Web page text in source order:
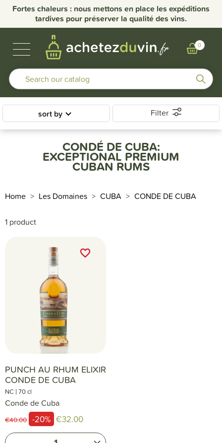
Fortes chaleurs : nous mettons en place les expéditions
tardives pour préserver la qualité des vins.
0
BURGUNDY WINES
OUR DOMAINS
OTHER REGIONS
BUBBLES & SPIRITS
sort by Filter
Home Les Domaines CUBA CONDE DE CUBA
CONDÉ DE CUBA:
EXCEPTIONAL PREMIUM
CUBAN RUMS
1 product
PUNCH AU RHUM ELIXIR
CONDE DE CUBA
NC |70 cl
Conde de Cuba
€40.00 -20% €32.00
favorite_border
favorite_border